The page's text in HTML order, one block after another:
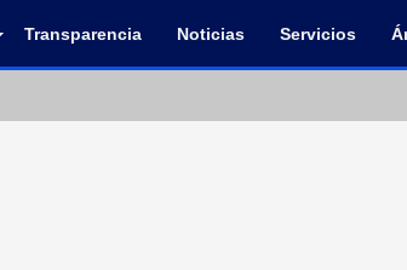
Transparencia Noticias Servicios